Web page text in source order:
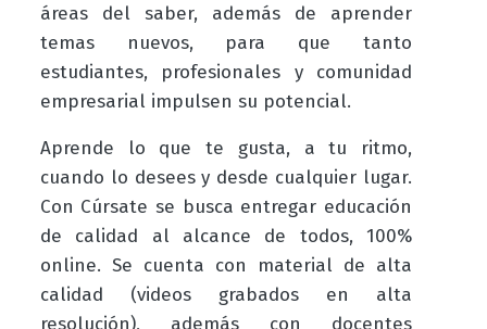
áreas del saber, además de aprender
temas nuevos, para que tanto
estudiantes, profesionales y comunidad
empresarial impulsen su potencial.
Aprende lo que te gusta, a tu ritmo,
cuando lo desees y desde cualquier lugar.
Con Cúrsate se busca entregar educación
de calidad al alcance de todos, 100%
online. Se cuenta con material de alta
calidad (videos grabados en alta
resolución), además con docentes